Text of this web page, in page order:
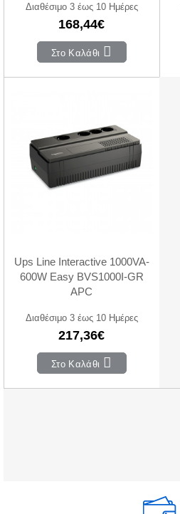
Διαθέσιμο 3 έως 10 Ημέρες
168,44€
Στο Καλάθι
Ups Line Interactive 1000VA-
600W Easy BVS1000I-GR
APC
Διαθέσιμο 3 έως 10 Ημέρες
217,36€
Στο Καλάθι